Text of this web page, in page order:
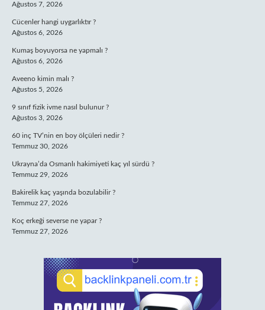
Ağustos 7, 2026
Cücenler hangi uygarlıktır ?
Ağustos 6, 2026
Kumaş boyuyorsa ne yapmalı ?
Ağustos 6, 2026
Aveeno kimin malı ?
Ağustos 5, 2026
9 sınıf fizik ivme nasıl bulunur ?
Ağustos 3, 2026
60 inç TV’nin en boy ölçüleri nedir ?
Temmuz 30, 2026
Ukrayna’da Osmanlı hakimiyeti kaç yıl sürdü ?
Temmuz 29, 2026
Bakirelik kaç yaşında bozulabilir ?
Temmuz 27, 2026
Koç erkeği severse ne yapar ?
Temmuz 27, 2026